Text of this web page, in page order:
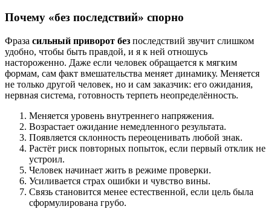
Почему «без последствий» спорно
Фраза сильный приворот без последствий звучит слишком
удобно, чтобы быть правдой, и я к ней отношусь
настороженно. Даже если человек обращается к мягким
формам, сам факт вмешательства меняет динамику. Меняется
не только другой человек, но и сам заказчик: его ожидания,
нервная система, готовность терпеть неопределённость.
Меняется уровень внутреннего напряжения.
Возрастает ожидание немедленного результата.
Появляется склонность переоценивать любой знак.
Растёт риск повторных попыток, если первый отклик не
устроил.
Человек начинает жить в режиме проверки.
Усиливается страх ошибки и чувство вины.
Связь становится менее естественной, если цель была
сформулирована грубо.